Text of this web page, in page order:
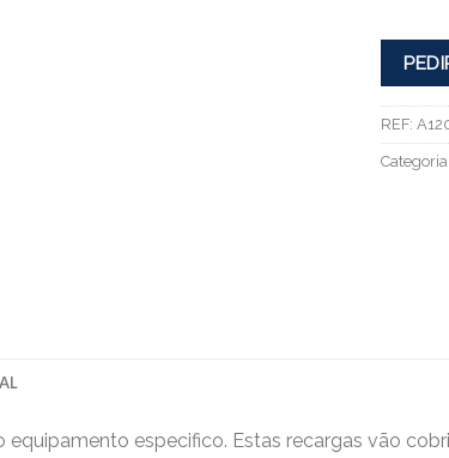
REF:
Categoria:
equipamento especifico. Estas recargas vão